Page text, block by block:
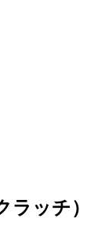
ラッチ）